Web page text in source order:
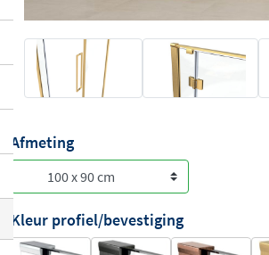
Afmeting
Kleur profiel/bevestiging